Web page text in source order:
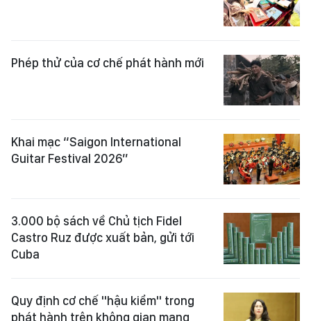
Phép thử của cơ chế phát hành mới
Khai mạc “Saigon International
Guitar Festival 2026”
3.000 bộ sách về Chủ tịch Fidel
Castro Ruz được xuất bản, gửi tới
Cuba
Quy định cơ chế "hậu kiểm" trong
phát hành trên không gian mạng